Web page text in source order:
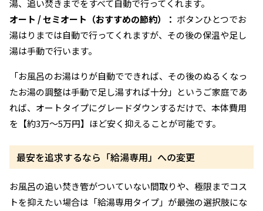
湯、追い焚きまでをすべて自動で行ってくれます。
オート / セミオート（おすすめの節約）： ボタンひとつでお
湯はりまでは自動で行ってくれますが、その後の保温や足し
湯は手動で行います。
「お風呂のお湯はりが自動でできれば、その後のぬるくなっ
たお湯の調整は手動で足し湯すれば十分」というご家庭であ
れば、オートタイプにグレードダウンするだけで、本体費用
を【約3万〜5万円】ほど安く抑えることが可能です。
最安を追求するなら「給湯専用」への変更
お風呂の追い焚き管がついていない間取りや、極限までコス
トを抑えたい場合は「給湯専用タイプ」が最強の選択肢にな